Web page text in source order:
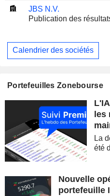
JBS N.V.
Publication des
Calendrier des sociétés
Portefeuilles Zonebourse
les
La
été
Nouvelle
portefeuille